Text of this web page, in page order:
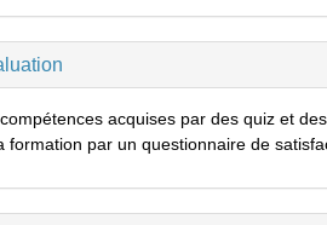
acquises par des quiz et
formation par un questionnaire de